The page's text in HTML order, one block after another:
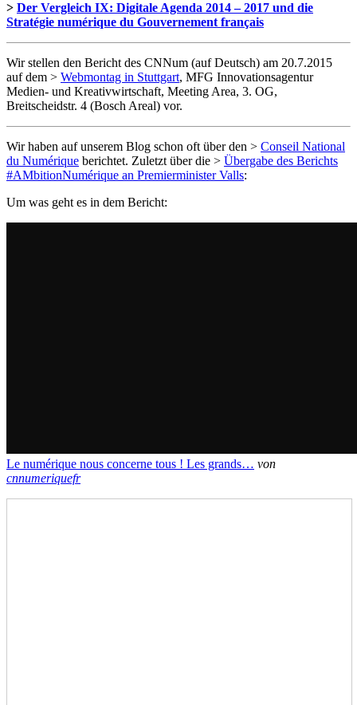
> Der Vergleich IX: Digitale Agenda 2014 – 2017 und die
Stratégie numérique du Gouvernement français
Wir stellen den Bericht des CNNum (auf Deutsch) am 20.7.2015
auf dem > Webmontag in Stuttgart, MFG Innovationsagentur
Medien- und Kreativwirtschaft, Meeting Area, 3. OG,
Breitscheidstr. 4 (Bosch Areal) vor.
Wir haben auf unserem Blog schon oft über den > Conseil National
du Numérique berichtet. Zuletzt über die > Übergabe des Berichts
#AMbitionNumérique an Premierminister Valls:
Um was geht es in dem Bericht:
Le numérique nous concerne tous ! Les grands… von
cnnumeriquefr